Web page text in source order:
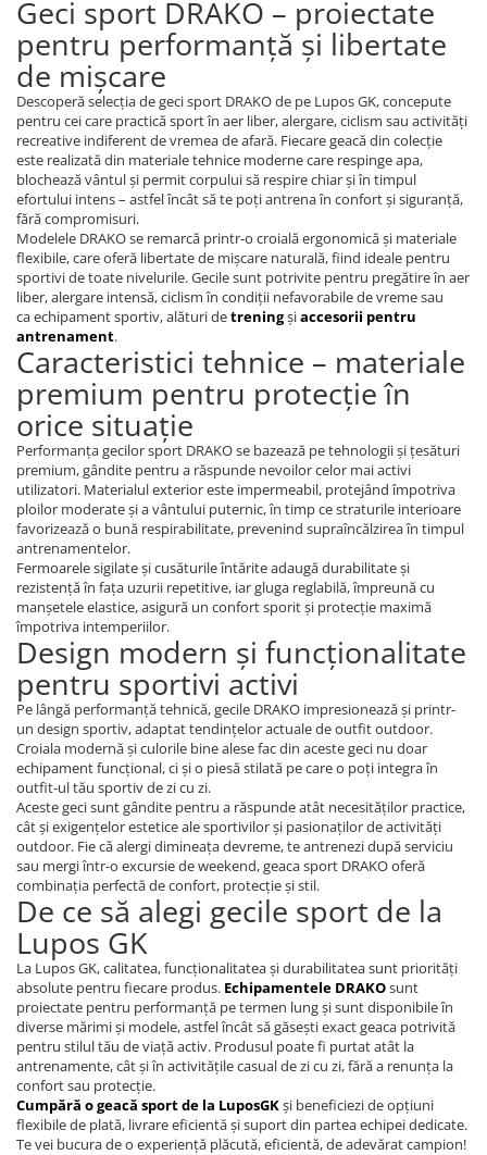
Trening
Outlet Lupos
Geci sport DRAKO – proiectate
pentru performanță și libertate
de mișcare
Descoperă selecția de geci sport DRAKO de pe Lupos GK, concepute
pentru cei care practică sport în aer liber, alergare, ciclism sau activități
recreative indiferent de vremea de afară. Fiecare geacă din colecție
este realizată din materiale tehnice moderne care respinge apa,
blochează vântul și permit corpului să respire chiar și în timpul
efortului intens – astfel încât să te poți antrena în confort și siguranță,
fără compromisuri.
Modelele DRAKO se remarcă printr-o croială ergonomică și materiale
flexibile, care oferă libertate de mișcare naturală, fiind ideale pentru
sportivi de toate nivelurile. Gecile sunt potrivite pentru pregătire în aer
liber, alergare intensă, ciclism în condiții nefavorabile de vreme sau
ca echipament sportiv, alături detreningșiaccesorii pentru
antrenament.
Caracteristici tehnice – materiale
premium pentru protecție în
orice situație
Performanța gecilor sport DRAKO se bazează pe tehnologii și țesături
premium, gândite pentru a răspunde nevoilor celor mai activi
utilizatori. Materialul exterior este impermeabil, protejând împotriva
ploilor moderate și a vântului puternic, în timp ce straturile interioare
favorizează o bună respirabilitate, prevenind supraîncălzirea în timpul
antrenamentelor.
Fermoarele sigilate și cusăturile întărite adaugă durabilitate și
rezistență în fața uzurii repetitive, iar gluga reglabilă, împreună cu
manșetele elastice, asigură un confort sporit și protecție maximă
împotriva intemperiilor.
Design modern și funcționalitate
pentru sportivi activi
Pe lângă performanță tehnică, gecile DRAKO impresionează și printr-
un design sportiv, adaptat tendințelor actuale de outfit outdoor.
Croiala modernă și culorile bine alese fac din aceste geci nu doar
echipament funcțional, ci și o piesă stilată pe care o poți integra în
outfit-ul tău sportiv de zi cu zi.
Aceste geci sunt gândite pentru a răspunde atât necesităților practice,
cât și exigențelor estetice ale sportivilor și pasionaților de activități
outdoor. Fie că alergi dimineața devreme, te antrenezi după serviciu
sau mergi într-o excursie de weekend, geaca sport DRAKO oferă
combinația perfectă de confort, protecție și stil.
De ce să alegi gecile sport de la
Lupos GK
La Lupos GK, calitatea, funcționalitatea și durabilitatea sunt priorități
absolute pentru fiecare produs. Echipamentele DRAKOsunt
proiectate pentru performanță pe termen lung și sunt disponibile în
diverse mărimi și modele, astfel încât să găsești exact geaca potrivită
pentru stilul tău de viață activ. Produsul poate fi purtat atât la
antrenamente, cât și în activitățile casual de zi cu zi, fără a renunța la
confort sau protecție.
Cumpără o geacă sport de la LuposGKși beneficiezi de opțiuni
flexibile de plată, livrare eficientă și suport din partea echipei dedicate.
Te vei bucura de o experiență plăcută, eficientă, de adevărat campion!